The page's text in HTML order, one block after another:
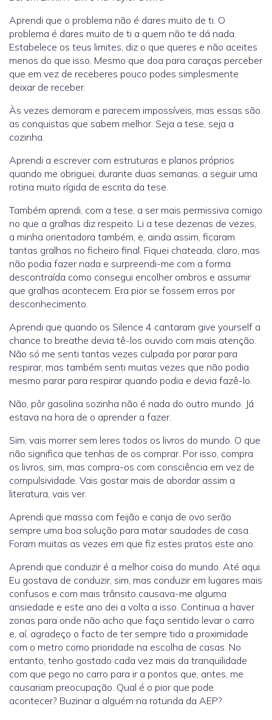
Aprendi que o problema não é dares muito de ti. O
problema é dares muito de ti a quem não te dá nada.
Estabelece os teus limites, diz o que queres e não aceites
menos do que isso. Mesmo que doa para caraças perceber
que em vez de receberes pouco podes simplesmente
deixar de receber.
Às vezes demoram e parecem impossíveis, mas essas são
as conquistas que sabem melhor. Seja a tese, seja a
cozinha.
Aprendi a escrever com estruturas e planos próprios
quando me obriguei, durante duas semanas, a seguir uma
rotina muito rígida de escrita da tese.
Também aprendi, com a tese, a ser mais permissiva comigo
no que a gralhas diz respeito. Li a tese dezenas de vezes,
a minha orientadora também, e, ainda assim, ficaram
tantas gralhas no ficheiro final. Fiquei chateada, claro, mas
não podia fazer nada e surpreendi-me com a forma
descontraída como consegui encolher ombros e assumir
que gralhas acontecem. Era pior se fossem erros por
desconhecimento.
Aprendi que quando os Silence 4 cantaram give yourself a
chance to breathe devia tê-los ouvido com mais atenção.
Não só me senti tantas vezes culpada por parar para
respirar, mas também senti muitas vezes que não podia
mesmo parar para respirar quando podia e devia fazê-lo.
Não, pôr gasolina sozinha não é nada do outro mundo. Já
estava na hora de o aprender a fazer.
Sim, vais morrer sem leres todos os livros do mundo. O que
não significa que tenhas de os comprar. Por isso, compra
os livros, sim, mas compra-os com consciência em vez de
compulsividade. Vais gostar mais de abordar assim a
literatura, vais ver.
Aprendi que massa com feijão e canja de ovo serão
sempre uma boa solução para matar saudades de casa.
Foram muitas as vezes em que fiz estes pratos este ano.
Aprendi que conduzir é a melhor coisa do mundo. Até aqui.
Eu gostava de conduzir, sim, mas conduzir em lugares mais
confusos e com mais trânsito causava-me alguma
ansiedade e este ano dei a volta a isso. Continua a haver
zonas para onde não acho que faça sentido levar o carro
e, aí, agradeço o facto de ter sempre tido a proximidade
com o metro como prioridade na escolha de casas. No
entanto, tenho gostado cada vez mais da tranquilidade
com que pego no carro para ir a pontos que, antes, me
causariam preocupação. Qual é o pior que pode
acontecer? Buzinar a alguém na rotunda da AEP?